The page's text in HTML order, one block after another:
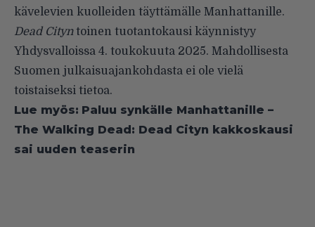
kävelevien kuolleiden täyttämälle Manhattanille.
Dead Cityntoinen tuotantokausi käynnistyy
Yhdysvalloissa 4. toukokuuta 2025. Mahdollisesta
Suomen julkaisuajankohdasta ei ole vielä
toistaiseksi tietoa.
Lue myös: Paluu synkälle Manhattanille –
The Walking Dead: Dead Cityn kakkoskausi
sai uuden teaserin